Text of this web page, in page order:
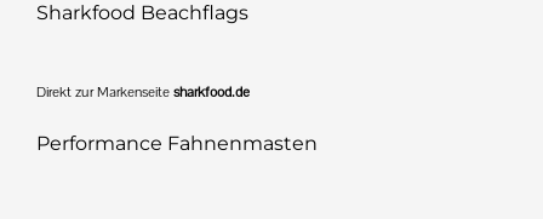
Sharkfood Beachflags
Direkt zur Markenseitesharkfood.de
Performance Fahnenmasten